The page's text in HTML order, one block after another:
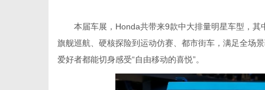
本届车展，Honda共带来9款中大排量明星车型，
旗舰巡航、硬核探险到运动仿赛、都市街车，满足全场
爱好者都能切身感受“自由移动的喜悦”。